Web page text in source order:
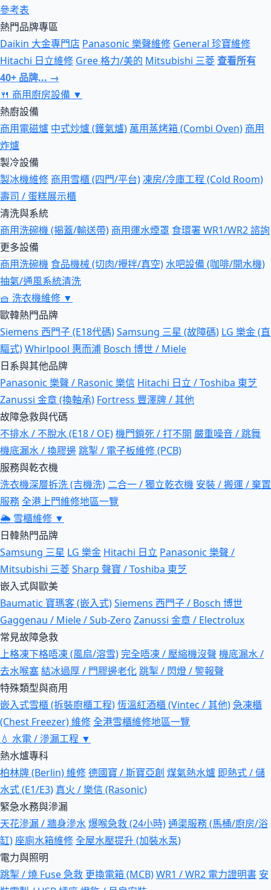
參考表
熱門品牌專區
Daikin 大金專門店 Panasonic 樂聲維修 General 珍寶維修
Hitachi 日立維修 Gree 格力/美的 Mitsubishi 三菱查看所有
40+ 品牌... →
🍴 商用廚房設備 ▼
熱廚設備
商用電磁爐 中式炒爐 (鑊氣爐) 萬用蒸烤箱 (Combi Oven) 商用
炸爐
製冷設備
製冰機維修 商用雪櫃 (四門/平台)凍房/冷庫工程 (Cold Room)
壽司 / 蛋糕展示櫃
清洗與系統
商用洗碗機 (揭蓋/輸送帶) 商用運水煙罩 食環署 WR1/WR2 諮詢
更多設備
商用洗碗機 食品機械 (切肉/攪拌/真空)水吧設備 (咖啡/開水機)
抽氣/通風系統清洗
🧺 洗衣機維修 ▼
歐韓熱門品牌
Siemens 西門子 (E18代碼)Samsung 三星 (故障碼) LG 樂金 (直
驅式)Whirlpool 惠而浦 Bosch 博世 / Miele
日系與其他品牌
Panasonic 樂聲 / Rasonic 樂信 Hitachi 日立 / Toshiba 東芝
Zanussi 金章 (換軸承) Fortress 豐澤牌 / 其他
故障急救與代碼
不排水 / 不脫水 (E18 / OE)機門鎖死 / 打不開 嚴重噪音 / 跳舞
機底漏水 / 換膠邊跳掣 / 電子板維修 (PCB)
服務與乾衣機
洗衣機深層拆洗 (吉機洗) 二合一 / 獨立乾衣機 安裝 / 搬運 / 棄置
服務全港上門維修地區一覽
🌦 雪櫃維修 ▼
日韓熱門品牌
Samsung 三星 LG 樂金 Hitachi 日立 Panasonic 樂聲 /
Mitsubishi 三菱Sharp 聲寶 / Toshiba 東芝
嵌入式與歐美
Baumatic 寶瑪客 (嵌入式)Siemens 西門子 / Bosch 博世
Gaggenau / Miele / Sub-Zero Zanussi 金章 / Electrolux
常見故障急救
上格凍下格唔凍 (風扇/溶雪)完全唔凍 / 壓縮機沒聲 機底漏水 /
去水喉塞結冰過厚 / 門膠邊老化跳掣 / 閃燈 / 警報聲
特殊類型與商用
嵌入式雪櫃 (拆裝廚櫃工程)恆溫紅酒櫃 (Vintec / 其他)急凍櫃
(Chest Freezer) 維修全港雪櫃維修地區一覽
💧 水電 / 滲漏工程 ▼
熱水爐專科
柏林牌 (Berlin) 維修德國寶 / 斯寶亞創 煤氣熱水爐 即熱式 / 儲
水式 (E1/E3) 真火 / 樂信 (Rasonic)
緊急水務與滲漏
天花滲漏 / 牆身滲水爆喉急救 (24小時)通渠服務 (馬桶/廚房/浴
缸) 座廁水箱維修全屋水壓提升 (加裝水泵)
電力與照明
跳掣 / 燒 Fuse 急救 更換電箱 (MCB)WR1 / WR2 電力證明書 安